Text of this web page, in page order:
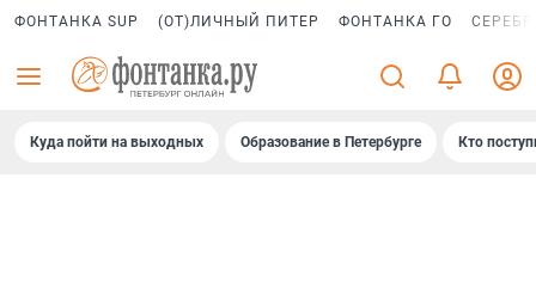
ФОНТАНКА SUP (ОТ)ЛИЧНЫЙ ПИТЕР ФОНТАНКА ГО
Куда пойти на выходных Образование в Петербурге Кто